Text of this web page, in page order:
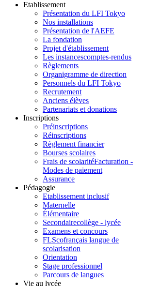
Etablissement
Présentation du LFI Tokyo
Nos installations
Présentation de l'AEFE
La fondation
Projet d'établissement
Les instancescomptes-rendus
Règlements
Organigramme de direction
Personnels du LFI Tokyo
Recrutement
Anciens élèves
Partenariats et donations
Inscriptions
Préinscriptions
Réinscriptions
Règlement financier
Bourses scolaires
Frais de scolaritéFacturation -
Modes de paiement
Assurance
Pédagogie
Etablissement inclusif
Maternelle
Élémentaire
Secondairecollège - lycée
Examens et concours
FLScofrançais langue de
scolarisation
Orientation
Stage professionnel
Parcours de langues
Vie au lycée